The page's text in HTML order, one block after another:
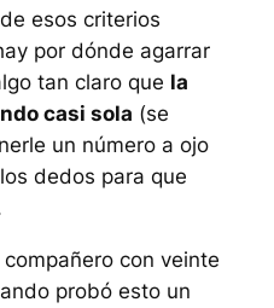
esos criterios
por dónde agarrar
tan claro que la
casi sola (se
un número a ojo
dedos para que
con veinte
probó esto un